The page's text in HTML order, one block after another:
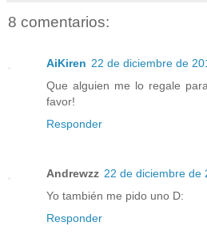
8 comentarios:
AiKiren 22 de diciembre de
Que alguien me lo regale
favor!
Responder
Andrewzz 22 de diciembre de
Yo también me pido uno D:
Responder